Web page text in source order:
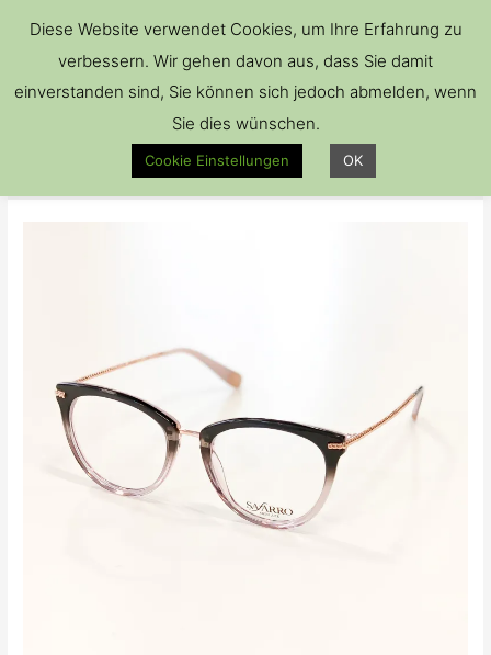
Diese Website verwendet Cookies, um Ihre Erfahrung zu
verbessern. Wir gehen davon aus, dass Sie damit
einverstanden sind, Sie können sich jedoch abmelden, wenn
Sie dies wünschen.
Cookie Einstellungen OK